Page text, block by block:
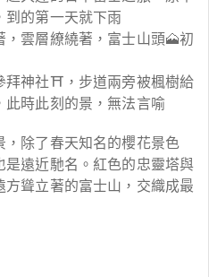
的第一天就下雨
雲層繚繞著，富士山頭🗻初
拜神社⛩️，步道兩旁被楓樹給
時此刻的景，無法言喻
除了春天知名的櫻花景色
遠近馳名。紅色的忠靈塔與
聳立著的富士山，交織成最